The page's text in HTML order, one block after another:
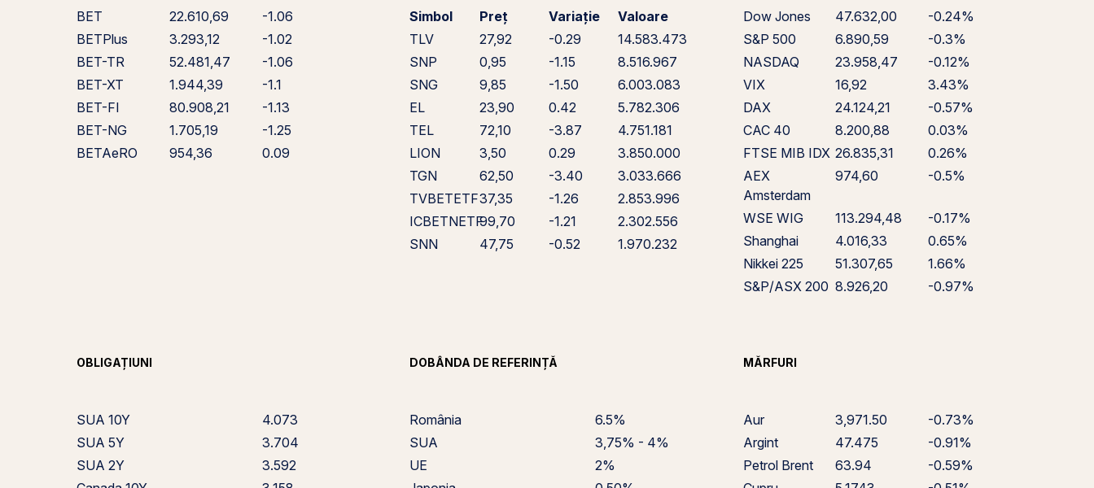
BET 22.610,69
-1.06
BETPlus
3.293,12
-1.02
BET-TR
52.481,47
-1.06
BET-XT
1.944,39
-1.1
BET-FI
80.908,21
-1.13
BET-NG
1.705,19
-1.25
BETAeRO
954,36 0.09
Simbol Preț Variație
Valoare
TLV
27,92 -0.29
14.583.473
SNP
0,95 -1.15
8.516.967
SNG
9,85 -1.50
6.003.083
EL
23,90 0.42
5.782.306
TEL
72,10 -3.87
4.751.181
LION
3,50 0.29
3.850.000
TGN
62,50 -3.40
3.033.666
TVBETETF37,35 -1.26
2.853.996
ICBETNETF99,70 -1.21
2.302.556
SNN
47,75 -0.52 1.970.232
Dow Jones 47.632,00
-0.24%
S&P 500
6.890,59
-0.3%
NASDAQ
23.958,47
-0.12%
VIX
16,92
3.43%
DAX
24.124,21
-0.57%
CAC 40
8.200,88
0.03%
FTSE MIB IDX 26.835,31
0.26%
AEX
Amsterdam
974,60 -0.5%
WSE WIG 113.294,48
-0.17%
Shanghai
4.016,33
0.65%
Nikkei 225
51.307,65
1.66%
S&P/ASX 200 8.926,20 -0.97%
OBLIGAȚIUNI
SUA 10Y
4.073
SUA 5Y
3.704
SUA 2Y
3.592
DOBÂNDA DE REFERINȚĂ
România
6.5%
SUA
3,75% - 4%
UE
2%
MĂRFURI
Aur 3,971.50
-0.73%
Argint
47.475
-0.91%
Petrol Brent
63.94
-0.59%